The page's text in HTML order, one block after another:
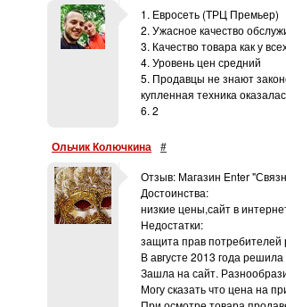
1. Евросеть (ТРЦ Премьер)
2. Ужасное качество
3. Качество товара как у
4. Уровень цен средний
5. Продавцы не знают
купленная техника
6. 2
Ольчик Колючкина #
Отзыв: Магазин Enter
Достоинства:
низкие цены,сайт в
Недостатки:
защита прав потребителей
В августе 2013 года
Зашла на сайт.
Могу сказать что цена на